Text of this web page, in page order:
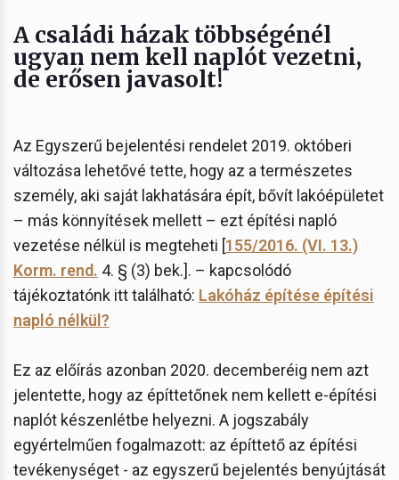
A családi házak többségénél
ugyan nem kell naplót vezetni,
de erősen javasolt!
Az Egyszerű bejelentési rendelet 2019. októberi
változása lehetővé tette, hogy az a természetes
személy, aki saját lakhatására épít, bővít lakóépületet
– más könnyítések mellett – ezt építési napló
vezetése nélkül is megteheti [155/2016. (VI. 13.)
Korm. rend. 4. § (3) bek.]. – kapcsolódó
tájékoztatónk itt található: Lakóház építése építési
napló nélkül?
Ez az előírás azonban 2020. decemberéig nem azt
jelentette, hogy az építtetőnek nem kellett e-építési
naplót készenlétbe helyezni. A jogszabály
egyértelműen fogalmazott: az építtető az építési
tevékenységet - az egyszerű bejelentés benyújtását